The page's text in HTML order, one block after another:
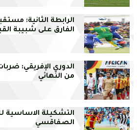
الرابطة الثانية:
الفارق على شبيبة
الدوري الإفريقي:
من النهائي
التشكيلة الاساسية
الصفاقسي